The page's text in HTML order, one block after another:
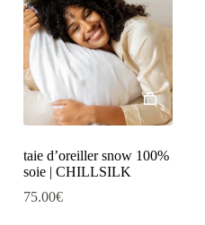
taie d’oreiller snow 100%
soie | CHILLSILK
75.00€